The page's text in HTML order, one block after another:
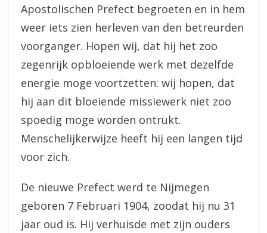
Apostolischen Prefect begroeten en in hem
weer iets zien herleven van den betreurden
voorganger. Hopen wij, dat hij het zoo
zegenrijk opbloeiende werk met dezelfde
energie moge voortzetten: wij hopen, dat
hij aan dit bloeiende missiewerk niet zoo
spoedig moge worden ontrukt.
Menschelijkerwijze heeft hij een langen tijd
voor zich.
De nieuwe Prefect werd te Nijmegen
geboren 7 Februari 1904, zoodat hij nu 31
jaar oud is. Hij verhuisde met zijn ouders